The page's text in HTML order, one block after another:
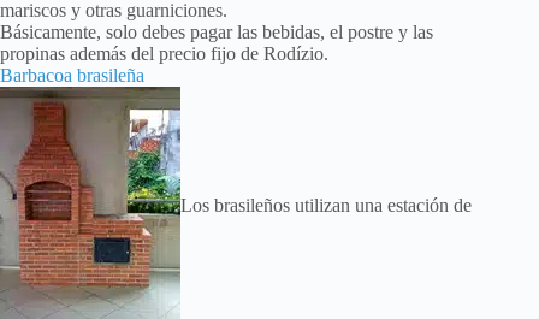
mariscos y otras guarniciones.
Básicamente, solo debes pagar las bebidas, el postre y las
propinas además del precio fijo de Rodízio.
Barbacoa brasileña
Los brasileños utilizan una estación de